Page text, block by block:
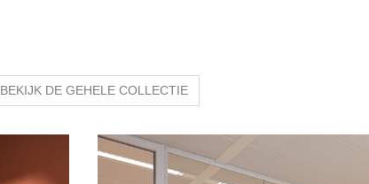
BEKIJK DE GEHELE COLLECTIE